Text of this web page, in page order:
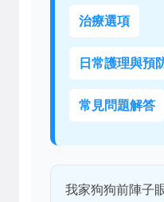
治療選項
日常護理與預
常見問題解答
我家狗狗前陣子